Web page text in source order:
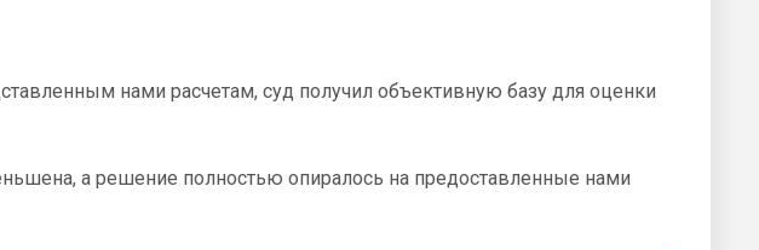
нами расчетам, суд получил объективную базу для оценки
а решение полностью опиралось на предоставленные нами